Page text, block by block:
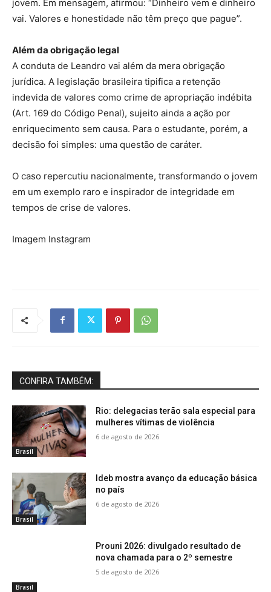
jovem. Em mensagem, afirmou: “Dinheiro vem e dinheiro
vai. Valores e honestidade não têm preço que pague”.
Além da obrigação legal
A conduta de Leandro vai além da mera obrigação
jurídica. A legislação brasileira tipifica a retenção
indevida de valores como crime de apropriação indébita
(Art. 169 do Código Penal), sujeito ainda a ação por
enriquecimento sem causa. Para o estudante, porém, a
decisão foi simples: uma questão de caráter.
O caso repercutiu nacionalmente, transformando o jovem
em um exemplo raro e inspirador de integridade em
tempos de crise de valores.
Imagem Instagram
CONFIRA TAMBÉM:
Brasil
Rio: delegacias terão sala especial para
mulheres vítimas de violência
6 de agosto de 2026
Brasil
Ideb mostra avanço da educação básica
no país
6 de agosto de 2026
Brasil
Prouni 2026: divulgado resultado de
nova chamada para o 2º semestre
5 de agosto de 2026